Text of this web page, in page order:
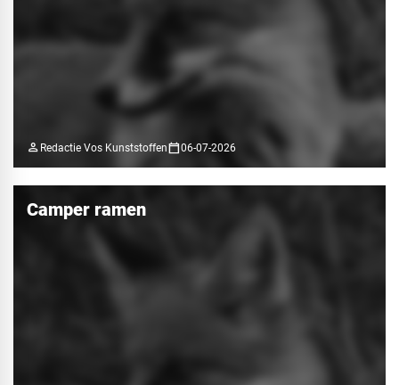
person Redactie Vos Kunststoffencalendar_today06-07-2026
Camper ramen